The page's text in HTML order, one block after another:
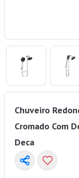
Chuveiro
Cromado Com
Deca